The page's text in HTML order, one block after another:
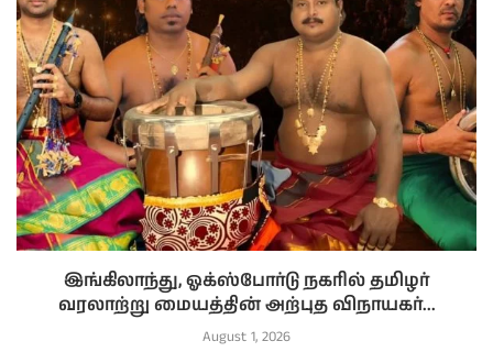
இங்கிலாந்து, ஓக்ஸ்போர்டு நகரில் தமிழர்
வரலாற்று மையத்தின் அற்புத விநாயகர்...
August 1, 2026